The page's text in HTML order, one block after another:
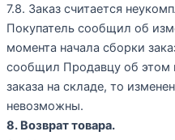
7.8. Заказ считается
Покупатель сообщил об
момента начала сборки
сообщил Продавцу об этом
заказа на складе, то
невозможны.
8. Возврат товара.